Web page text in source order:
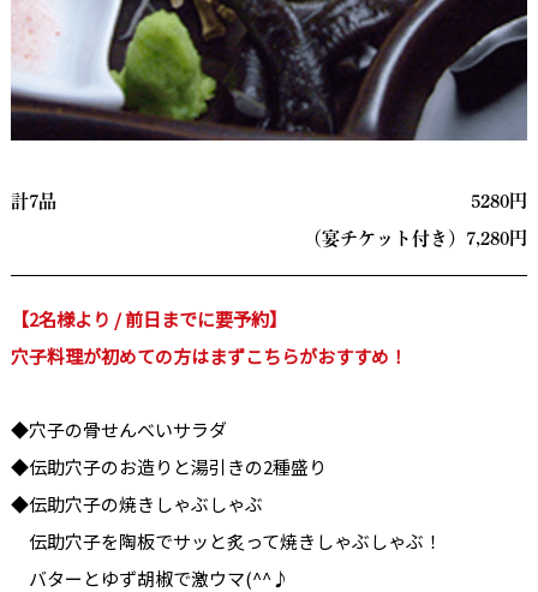
計7品 5280円
（宴チケット付き）7,280円
【2名様より / 前日までに要予約】
穴子料理が初めての方はまずこちらがおすすめ！
◆穴子の骨せんべいサラダ
◆伝助穴子のお造りと湯引きの2種盛り
◆伝助穴子の焼きしゃぶしゃぶ
伝助穴子を陶板でサッと炙って焼きしゃぶしゃぶ！
バターとゆず胡椒で激ウマ(^^♪